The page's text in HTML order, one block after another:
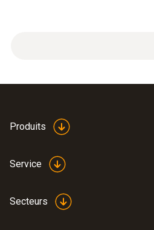
Produits
Service
Secteurs